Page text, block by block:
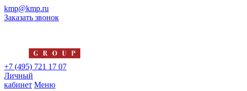
kmp@kmp.ru
Заказать звонок
+7 (495) 721 17 07
Личный
кабинет Меню